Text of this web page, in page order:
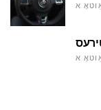
א
א